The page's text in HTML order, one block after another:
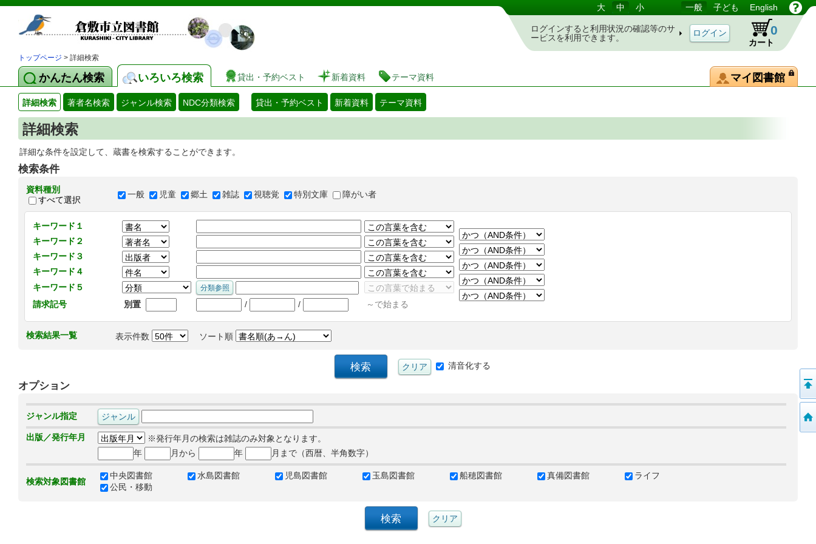
図書館 蔵書検索・予約システム 大 中 小 一般 子ども English
ログインすると利用状況の確認等のサ
ービスを利用できます。
カート
0
トップページ > 詳細検索
かんたん検索 いろいろ検索 貸出・予約ベスト 新着資料 テーマ資料 マイ図書館
詳細検索 著者名検索 ジャンル検索 NDC分類検索 貸出・予約ベスト 新着資料 テーマ資料
詳細検索
詳細な条件を設定して、蔵書を検索することができます。
検索条件
資料種別
すべて選択
一般 児童 郷土 雑誌 視聴覚 特別文庫 障がい者
キーワード１
キーワード２
キーワード３
キーワード４
キーワード５
請求記号
別置 / / ～で始まる
検索結果一覧 表示件数 ソート順
清音化する
オプション
ジャンル指定
出版／発行年月
※発行年月の検索は雑誌のみ対象となります。
年
月から 年 月まで（西暦、半角数字）
検索対象図書館
中央図書館 水島図書館 児島図書館 玉島図書館 船穂図書館 真備図書館
ライフ
公民・移動